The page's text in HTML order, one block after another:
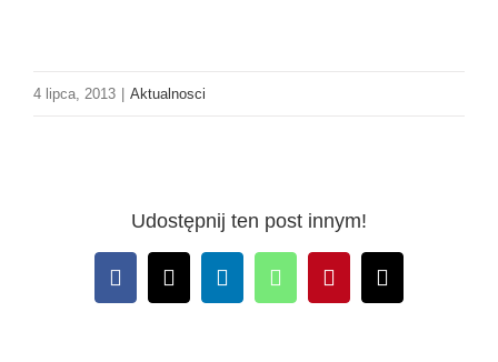
4 lipca, 2013 Aktualnosci
Udostępnij ten post innym!
Facebook
X LinkedInWhatsAppPinterestEmail